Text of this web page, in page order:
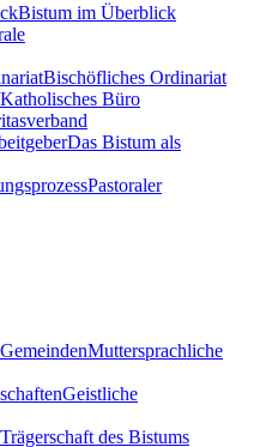
Bistum im Überblick
Bischöfliches Ordinariat
Katholisches Büro
Das Bistum als
Pastoraler
Muttersprachliche
Geistliche